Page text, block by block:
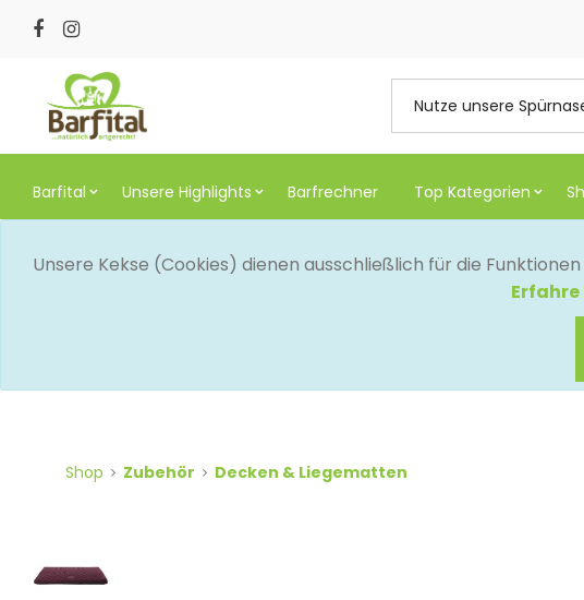
Barfital Unsere Highlights Barfrechner Top Kategorien
Unsere Kekse (Cookies) dienen ausschließlich für die
Shop Zubehör Decken & Liegematten